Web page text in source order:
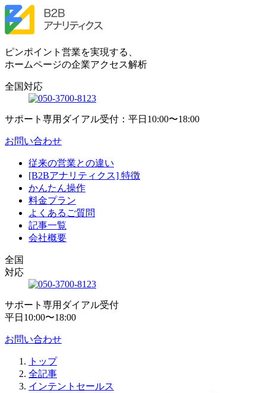
ピンポイント営業を実現する、
ホームページの企業アクセス解析
全国対応
サポート専用ダイアル受付：平日10:00〜18:00
お問い合わせ
従来の営業との違い
[B2Bアナリティクス] 特徴
かんたん操作
料金プラン
よくあるご質問
記事一覧
会社概要
全国
対応
サポート専用ダイアル受付
平日10:00〜18:00
お問い合わせ
トップ
全記事
インテントセールス